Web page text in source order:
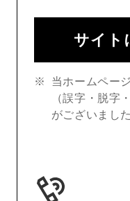
サイト
当ホームペー
（誤字・脱字
がございまし